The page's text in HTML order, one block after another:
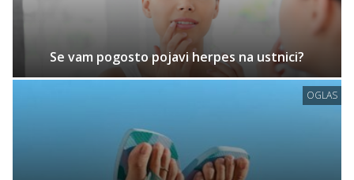
Se vam pogosto pojavi herpes na ustnici?
OGLAS